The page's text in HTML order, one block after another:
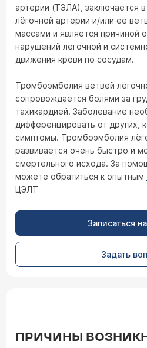
артерии (ТЭЛА), заключается в
лёгочной артерии и/или её
массами и является причиной
нарушений лёгочной и
движения крови по сосудам.
Тромбоэмболия ветвей
сопровождается болями за
тахикардией. Заболевание
дифференцировать от других,
симптомы. Тромбоэмболия
развивается очень быстро и
смертельного исхода. За
можете обратиться к опытным
ЦЭЛТ
Записаться
Задать
ПРИЧИНЫ